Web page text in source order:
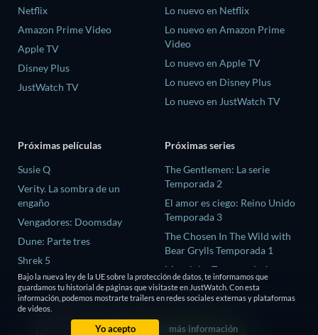
Netflix
Amazon Prime Video
Apple TV
Disney Plus
JustWatch TV
Lo nuevo en Netflix
Lo nuevo en Amazon Prime
Video
Lo nuevo en Apple TV
Lo nuevo en Disney Plus
Lo nuevo en JustWatch TV
Próximas películas
Susie Q
Verity. La sombra de un
engaño
Vengadores: Doomsday
Dune: Parte tres
Shrek 5
Próximas series
The Gentlemen: La serie
Temporada 2
El amor es ciego: Reino Unido
Temporada 3
The Chosen In The Wild with
Bear Grylls Temporada 1
Mourinho Temporada 1
Conversations with a Killer:
The Charles Manson Tapes
Bajo la nueva ley de la UE sobre la protección de datos, te informamos que
guardamos tu historial de páginas que visitaste en JustWatch. Con esta
información, podemos mostrarte trailers en redes sociales externas y plataformas
de videos.
Yo acepto más información